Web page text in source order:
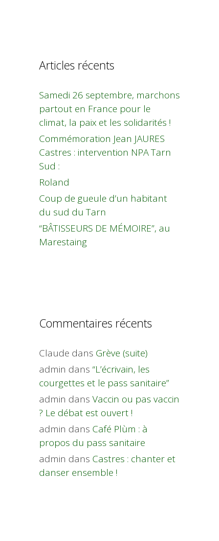
Articles récents
Samedi 26 septembre, marchons
partout en France pour le
climat, la paix et les solidarités !
Commémoration Jean JAURES
Castres : intervention NPA Tarn
Sud :
Roland
Coup de gueule d’un habitant
du sud du Tarn
“BÂTISSEURS DE MÉMOIRE”, au
Marestaing
Commentaires récents
Claude dans Grève (suite)
admin dans “L’écrivain, les
courgettes et le pass sanitaire”
admin dans Vaccin ou pas vaccin
? Le débat est ouvert !
admin dans Café Plùm : à
propos du pass sanitaire
admin dans Castres : chanter et
danser ensemble !